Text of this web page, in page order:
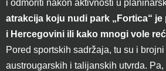
i odmoriti nakon aktivnosti u
atrakcija koju nudi park „Fortica“
i Hercegovini ili kako mnogi vole
Pored sportskih sadržaja, tu su i brojni
austrougarskih i talijanskih utvrda. Pa,